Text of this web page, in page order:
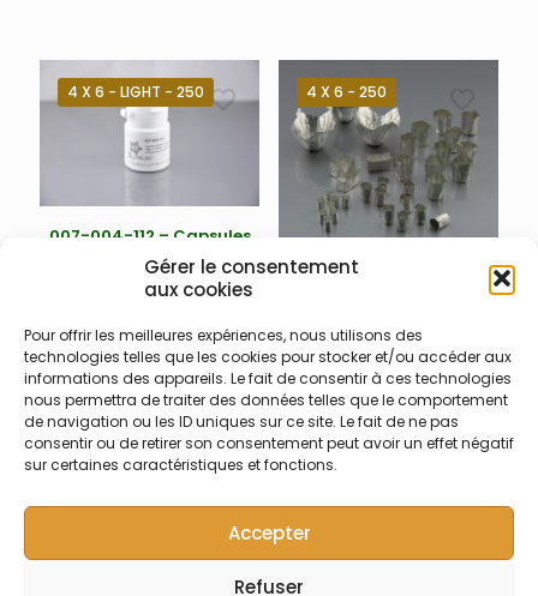
Gérer le consentement
aux cookies
Pour offrir les meilleures expériences, nous utilisons des
technologies telles que les cookies pour stocker et/ou accéder aux
informations des appareils. Le fait de consentir à ces technologies
nous permettra de traiter des données telles que le comportement
de navigation ou les ID uniques sur ce site. Le fait de ne pas
consentir ou de retirer son consentement peut avoir un effet négatif
sur certaines caractéristiques et fonctions.
Accepter
Refuser
poussière lors de
l’ouverture
4 X 6 - LIGHT - 250
007-004-112 – Capsules
étain solides 4 x 6 Light
Capsules plissées pour
« light » (~ 0,006 g – 0,07 ml)
en flacon plastique
hermétique – réduit
l’introduction de la
poussière lors de
l’ouverture
4 X 6 - 250
argent solides 4 x 6
Capsules plissées pour
solides en argent 99,99% –
4 x 6 mm (0,018 g – 0,07 ml)
en boite blanche
hermétique (évite les
contaminations de